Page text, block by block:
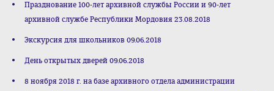
Празднование 100-лет архивной службы России и 90-лет
архивной службе Республики Мордовия 23.08.2018
Экскурсия для школьников 09.06.2018
День открытых дверей 09.06.2018
8 ноября 2018 г. на базе архивного отдела администрации